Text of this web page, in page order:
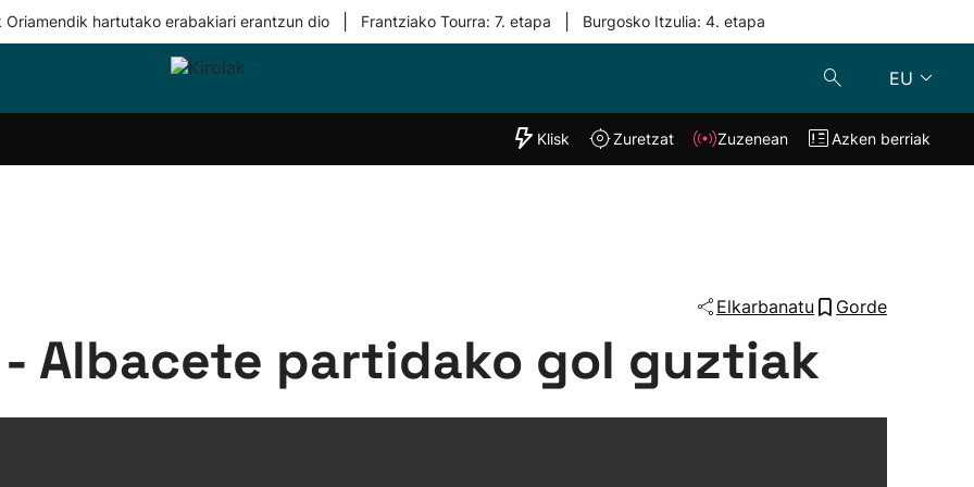
Oriamendik hartutako erabakiari erantzun dio Frantziako Tourra: 7. etapa Burgosko Itzulia: 4. etapa
EU
Taldeak
"Helmuga"
Klisk Zuzenean
Klisk Zuretzat Zuzenean Azken berriak
Elkarbanatu Gorde
- Albacete partidako gol guztiak